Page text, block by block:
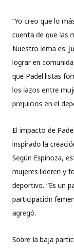
“Yo creo que lo
cuenta de que las
Nuestro lema es:
lograr en
que Padel.listas
los lazos entre
prejuicios en el
El impacto de
inspirado la
Según Espinoza,
mujeres lideren y
deportivo. “Es un
participación
agregó.
Sobre la baja